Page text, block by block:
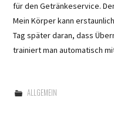
für den Getränkeservice.
Mein Körper kann
Tag später daran, dass
trainiert man automatisch
ALLGEMEIN